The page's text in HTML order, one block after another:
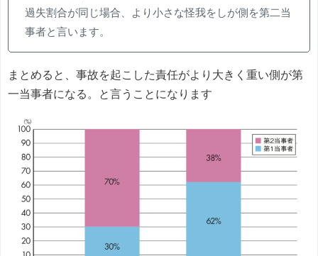
過失割合が同じ場合、より小さな怪我をしが側を第二当
事者と言います。
まとめると、事故を起こした責任がより大きく重い側が第
一当事者になる。と言うことになります